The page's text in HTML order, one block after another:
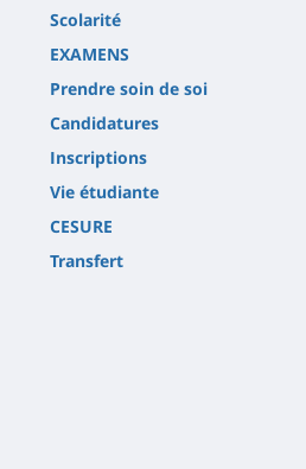
Scolarité
EXAMENS
Prendre soin de soi
Candidatures
Inscriptions
Vie étudiante
CESURE
Transfert